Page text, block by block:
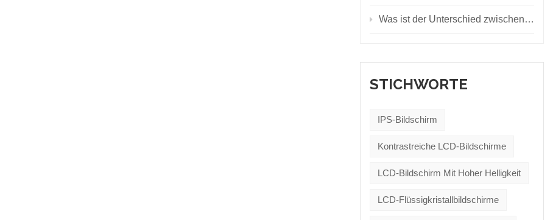
Was ist der Unterschied zwischen LCD-Display, LED-Display und OLED-Display?
STICHWORTE
IPS-Bildschirm
Kontrastreiche LCD-Bildschirme
LCD-Bildschirm Mit Hoher Helligkeit
LCD-Flüssigkristallbildschirme